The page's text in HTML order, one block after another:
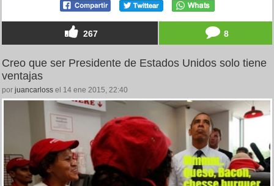
267 8
Creo que ser Presidente de Estados Unidos solo tiene
ventajas
por juancarloss el 14 ene 2015, 22:40